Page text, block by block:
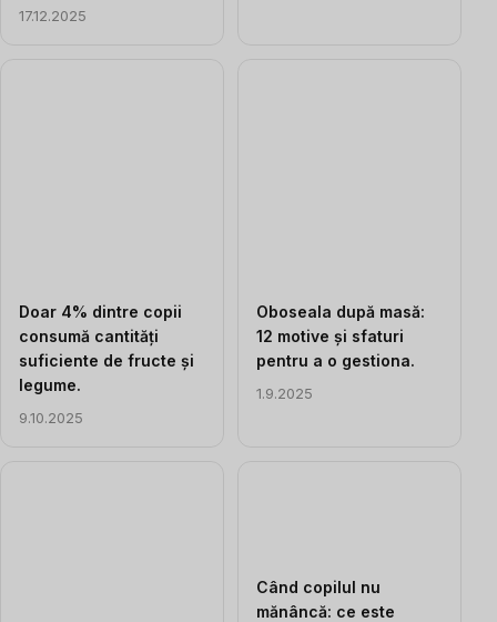
17.12.2025
Doar 4% dintre copii
consumă cantități
suficiente de fructe și
legume.
9.10.2025
Oboseala după masă:
12 motive și sfaturi
pentru a o gestiona.
1.9.2025
Când copilul nu
mănâncă: ce este